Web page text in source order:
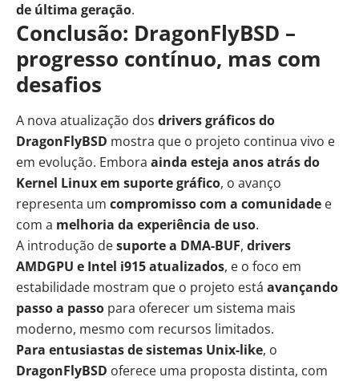
de última geração.
Conclusão: DragonFlyBSD –
progresso contínuo, mas com
desafios
A nova atualização dos drivers gráficos do
DragonFlyBSD mostra que o projeto continua vivo e
em evolução. Embora ainda esteja anos atrás do
Kernel Linux em suporte gráfico, o avanço
representa um compromisso com a comunidade e
com a melhoria da experiência de uso.
A introdução desuporte a DMA-BUF, drivers
AMDGPU e Intel i915 atualizados, e o foco em
estabilidade mostram que o projeto está avançando
passo a passo para oferecer um sistema mais
moderno, mesmo com recursos limitados.
Para entusiastas de sistemas Unix-like, o
DragonFlyBSD oferece uma proposta distinta, com